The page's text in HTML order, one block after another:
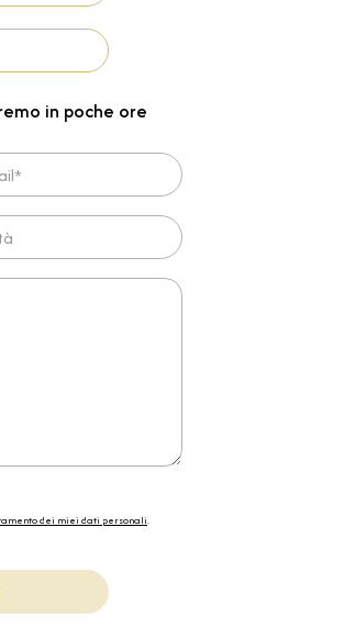
in poche ore
dei miei dati personali.